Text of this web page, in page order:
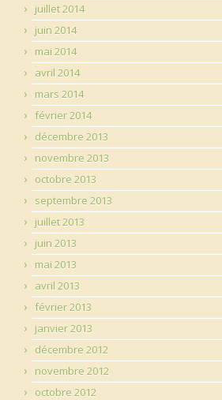
juillet 2014
juin 2014
mai 2014
avril 2014
mars 2014
février 2014
décembre 2013
novembre 2013
octobre 2013
septembre 2013
juillet 2013
juin 2013
mai 2013
avril 2013
février 2013
janvier 2013
décembre 2012
novembre 2012
octobre 2012